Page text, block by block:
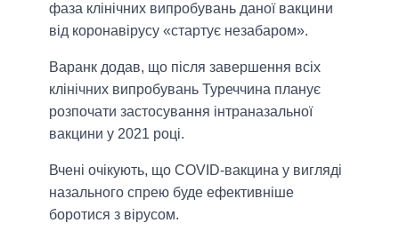
фаза клінічних випробувань даної вакцини
від коронавірусу «стартує незабаром».
Варанк додав, що після завершення всіх
клінічних випробувань Туреччина планує
розпочати застосування інтраназальної
вакцини у 2021 році.
Вчені очікують, що COVID-вакцина у вигляді
назального спрею буде ефективніше
боротися з вірусом.